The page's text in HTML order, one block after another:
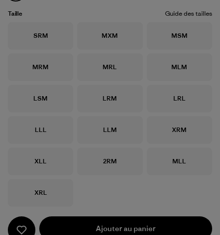
Taille Guide des tailles
Taille
SRM Taille
MXM Taille
MSM
Taille
MRM Taille
MRL Taille
MLM
Taille
LSM Taille
LRM Taille
LRL
Taille
LLL Taille
LLM Taille
XRM
Taille
XLL Taille
2RM Taille
MLL
Taille
XRL
Ajouter au panier